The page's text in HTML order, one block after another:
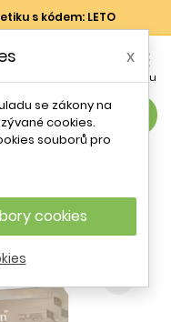
s kódem: LETO

Menu
search
x
se zákony na
cookies.
souborů pro
cookies